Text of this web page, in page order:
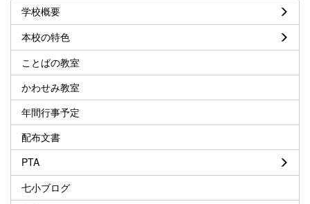
学校概要
本校の特色
ことばの教室
かわせみ教室
年間行事予定
配布文書
PTA
七小ブログ